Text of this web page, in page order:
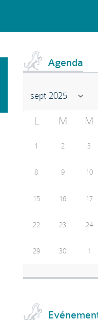
Agenda
L M M
1 2 3
8 9 10
15 16 17
22 23 24
29 30 1